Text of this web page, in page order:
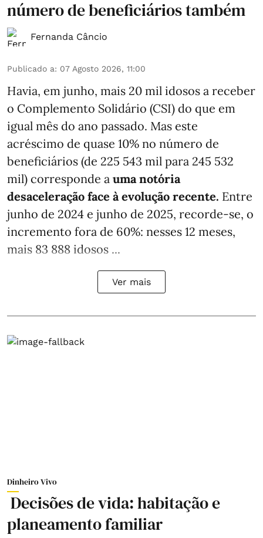
número de beneficiários também
Fernanda Câncio
Publicado a: 07 Agosto 2026, 11:00
Havia, em junho, mais 20 mil idosos a receber
o Complemento Solidário (CSI) do que em
igual mês do ano passado. Mas este
acréscimo de quase 10% no número de
beneficiários (de 225 543 mil para 245 532
mil) corresponde a uma notória
desaceleração face à evolução recente. Entre
junho de 2024 e junho de 2025, recorde-se, o
incremento fora de 60%: nesses 12 meses,
mais 83 888 idosos ...
Ver mais
Dinheiro Vivo
Decisões de vida: habitação e
planeamento familiar